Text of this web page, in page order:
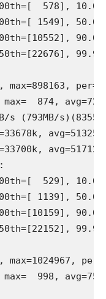
578],
1549],
max=898163,
874,
s (793MB/
529],
1139],
max=1024967,
998,